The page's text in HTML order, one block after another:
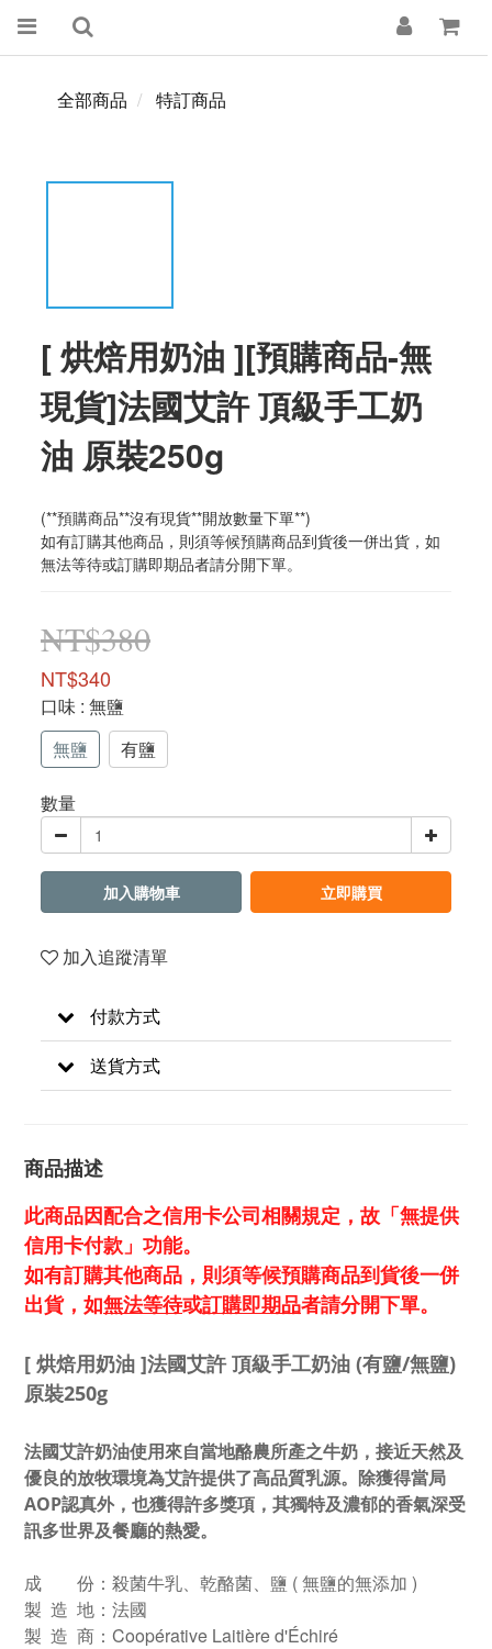
全部商品 特訂商品
[ 烘焙用奶油 ][預購商品-無
現貨]法國艾許 頂級手工奶
油 原裝250g
(**預購商品**沒有現貨**開放數量下單**)
如有訂購其他商品，則須等候預購商品到貨後一併出貨，如
無法等待或訂購即期品者請分開下單。
NT$380
NT$340
口味 : 無鹽
無鹽
有鹽
數量
加入購物車 立即購買
加入追蹤清單
付款方式
送貨方式
商品描述
此商品因配合之信用卡公司相關規定，故「無提供
信用卡付款」功能。
如有訂購其他商品，則須等候預購商品到貨後一併
出貨，如無法等待或訂購即期品者請分開下單。
[ 烘焙用奶油 ]法國艾許 頂級手工奶油 (有鹽/無鹽)
原裝250g
法國艾許奶油使用來自當地酪農所產之牛奶，接近天然及
優良的放牧環境為艾許提供了高品質乳源。除獲得當局
AOP認真外，也獲得許多獎項，其獨特及濃郁的香氣深受
訊多世界及餐廳的熱愛。
成 份：殺菌牛乳、乾酪菌、鹽 ( 無鹽的無添加 )
製 造 地：法國
製 造 商：Coopérative Laitière d'Échiré